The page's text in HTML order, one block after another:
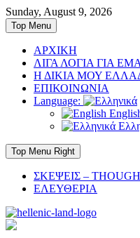
Skip
to
content
Sunday, August 9, 2026
Top Menu
ΑΡΧΙΚΗ
ΛΙΓΑ ΛΟΓΙΑ ΓΙΑ
Η ΔΙΚΙΑ ΜΟΥ
ΕΠΙΚΟΙΝΩΝΙΑ
Language:
Top Menu Right
ΣΚΕΨΕΙΣ –
ΕΛΕΥΘΕΡΙΑ